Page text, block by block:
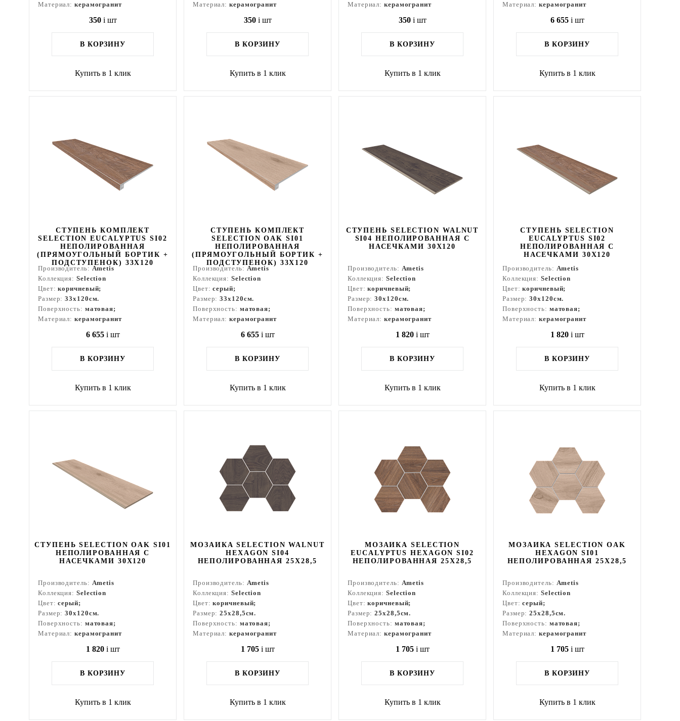
Материал: керамогранит
350 i шт
В КОРЗИНУ
Купить в 1 клик
Материал: керамогранит
350 i шт
В КОРЗИНУ
Купить в 1 клик
Материал: керамогранит
350 i шт
В КОРЗИНУ
Купить в 1 клик
Материал: керамогранит
6 655 i шт
В КОРЗИНУ
Купить в 1 клик
СТУПЕНЬ КОМПЛЕКТ
SELECTION EUCALYPTUS SI02
НЕПОЛИРОВАННАЯ
(ПРЯМОУГОЛЬНЫЙ БОРТИК +
ПОДСТУПЕНОК) 33X120
Производитель: Ametis
Коллекция: Selection
Цвет:коричневый;
Размер:33x120см.
Поверхность: матовая;
Материал: керамогранит
6 655 i шт
В КОРЗИНУ
Купить в 1 клик
СТУПЕНЬ КОМПЛЕКТ
SELECTION OAK SI01
НЕПОЛИРОВАННАЯ
(ПРЯМОУГОЛЬНЫЙ БОРТИК +
ПОДСТУПЕНОК) 33X120
Производитель: Ametis
Коллекция: Selection
Цвет:серый;
Размер:33x120см.
Поверхность: матовая;
Материал: керамогранит
6 655 i шт
В КОРЗИНУ
Купить в 1 клик
СТУПЕНЬ SELECTION WALNUT
SI04 НЕПОЛИРОВАННАЯ С
НАСЕЧКАМИ 30X120
Производитель: Ametis
Коллекция: Selection
Цвет:коричневый;
Размер:30x120см.
Поверхность: матовая;
Материал: керамогранит
1 820 i шт
В КОРЗИНУ
Купить в 1 клик
СТУПЕНЬ SELECTION
EUCALYPTUS SI02
НЕПОЛИРОВАННАЯ С
НАСЕЧКАМИ 30X120
Производитель: Ametis
Коллекция: Selection
Цвет:коричневый;
Размер:30x120см.
Поверхность: матовая;
Материал: керамогранит
1 820 i шт
В КОРЗИНУ
Купить в 1 клик
СТУПЕНЬ SELECTION OAK SI01
НЕПОЛИРОВАННАЯ С
НАСЕЧКАМИ 30X120
Производитель: Ametis
Коллекция: Selection
Цвет:серый;
Размер:30x120см.
Поверхность: матовая;
Материал: керамогранит
1 820 i шт
В КОРЗИНУ
Купить в 1 клик
МОЗАИКА SELECTION WALNUT
HEXAGON SI04
НЕПОЛИРОВАННАЯ 25X28,5
Производитель: Ametis
Коллекция: Selection
Цвет:коричневый;
Размер:25x28,5см.
Поверхность: матовая;
Материал: керамогранит
1 705 i шт
В КОРЗИНУ
Купить в 1 клик
МОЗАИКА SELECTION
EUCALYPTUS HEXAGON SI02
НЕПОЛИРОВАННАЯ 25X28,5
Производитель: Ametis
Коллекция: Selection
Цвет:коричневый;
Размер:25x28,5см.
Поверхность: матовая;
Материал: керамогранит
1 705 i шт
В КОРЗИНУ
Купить в 1 клик
МОЗАИКА SELECTION OAK
HEXAGON SI01
НЕПОЛИРОВАННАЯ 25X28,5
Производитель: Ametis
Коллекция: Selection
Цвет:серый;
Размер:25x28,5см.
Поверхность: матовая;
Материал: керамогранит
1 705 i шт
В КОРЗИНУ
Купить в 1 клик